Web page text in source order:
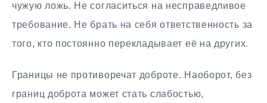
чужую ложь. Не согласиться на несправедливое
требование. Не брать на себя ответственность за
того, кто постоянно перекладывает её на других.
Границы не противоречат доброте. Наоборот, без
границ доброта может стать слабостью,